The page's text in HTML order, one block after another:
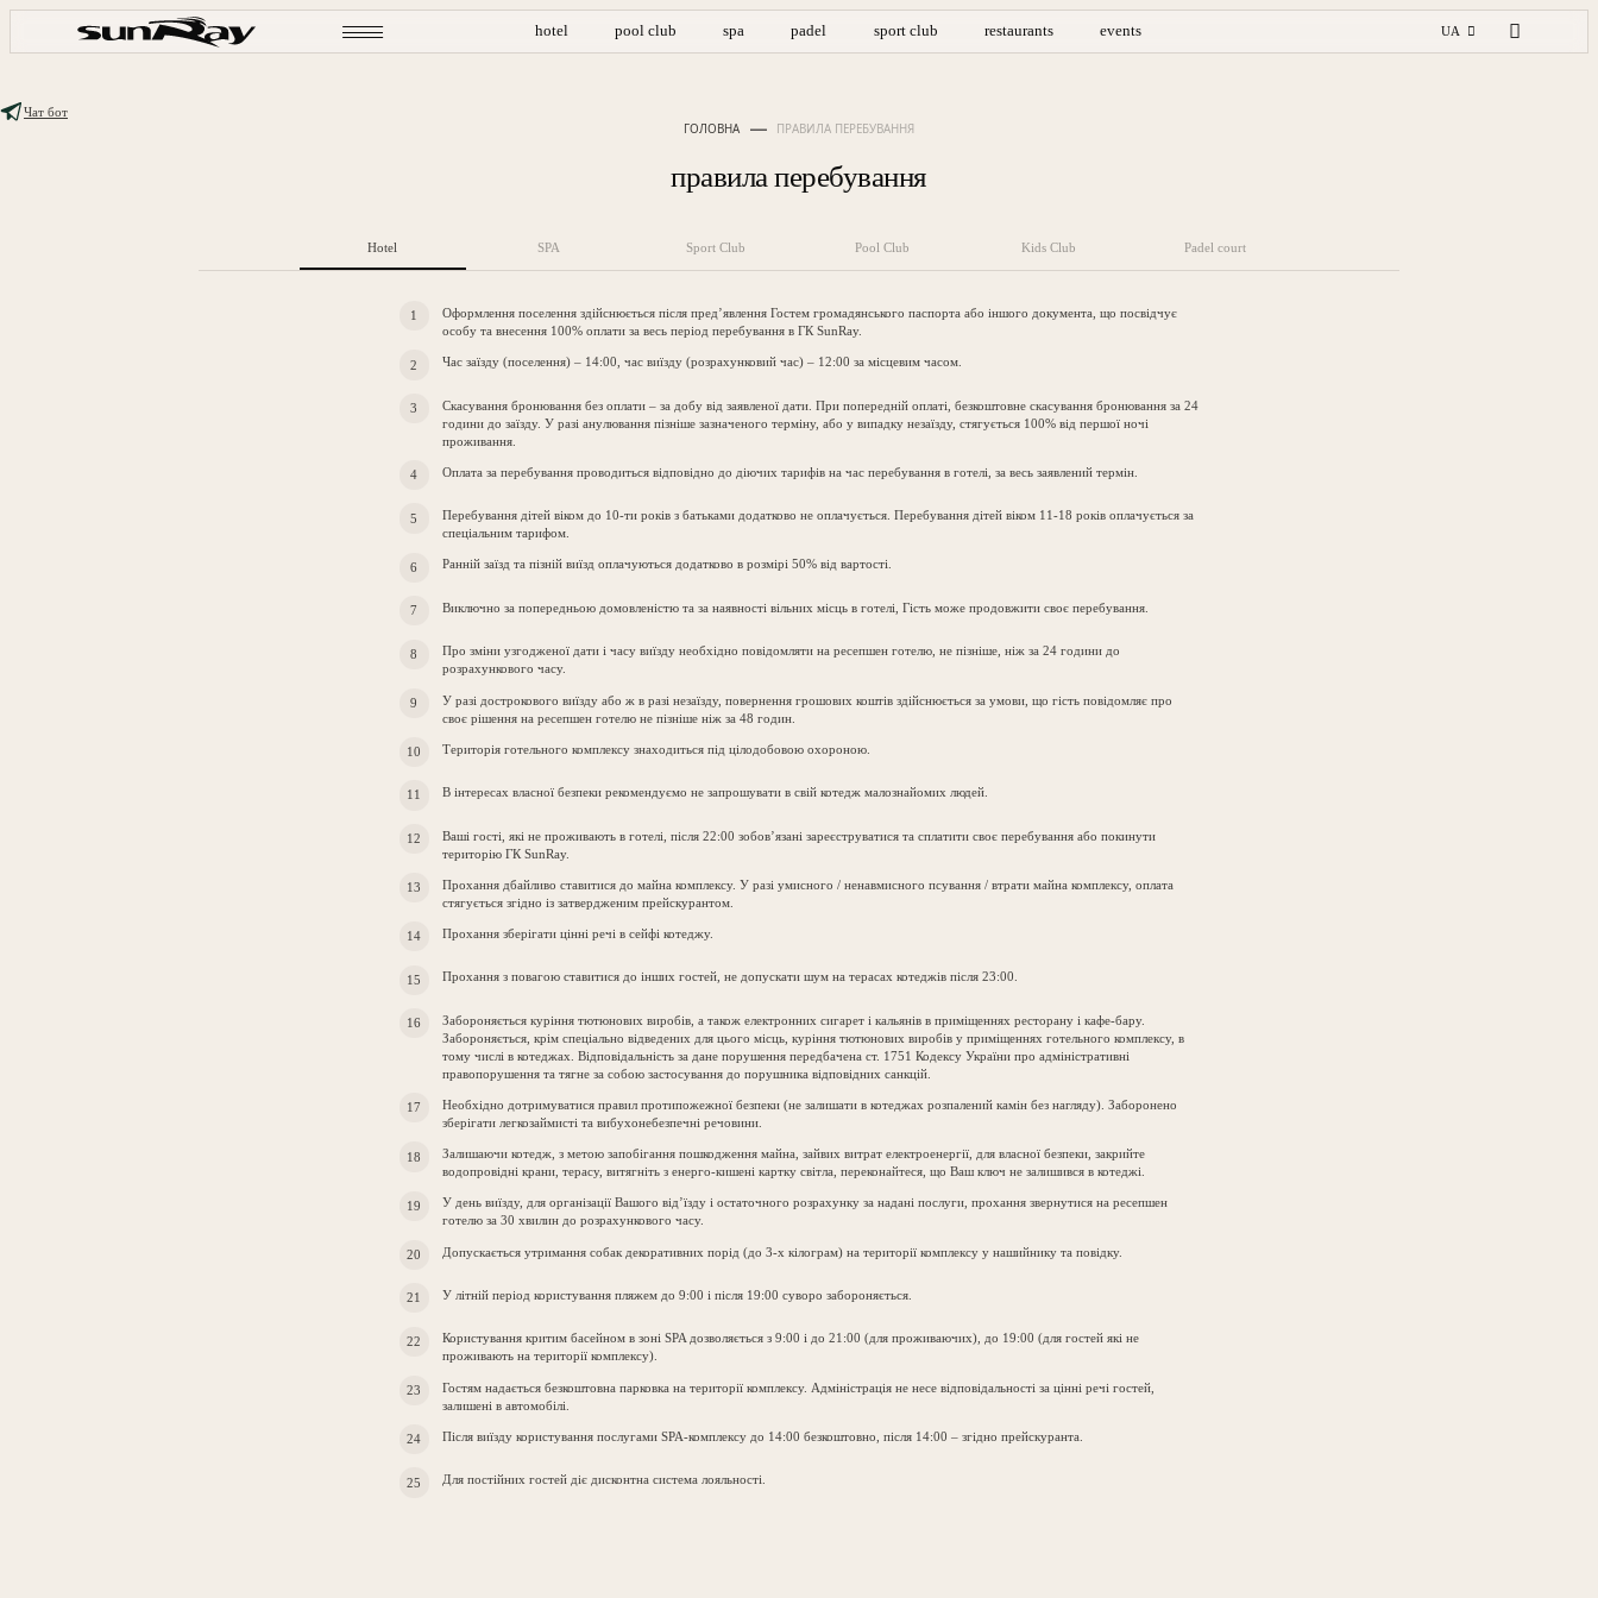
hotel pool club spa padel sport club restaurants events UA
Чат бот
ГОЛОВНА ПРАВИЛА ПЕРЕБУВАННЯ
правила перебування
Hotel SPA Sport Club Pool Club Kids Club Padel court
Оформлення поселення здійснюється після пред’явлення Гостем громадянського паспорта або іншого документа, що посвідчує
особу та внесення 100% оплати за весь період перебування в ГК SunRay.
Час заїзду (поселення) – 14:00, час виїзду (розрахунковий час) – 12:00 за місцевим часом.
Скасування бронювання без оплати – за добу від заявленої дати. При попередній оплаті, безкоштовне скасування бронювання за 24
години до заїзду. У разі анулювання пізніше зазначеного терміну, або у випадку незаїзду, стягується 100% від першої ночі
проживання.
Оплата за перебування проводиться відповідно до діючих тарифів на час перебування в готелі, за весь заявлений термін.
Перебування дітей віком до 10-ти років з батьками додатково не оплачується. Перебування дітей віком 11-18 років оплачується за
спеціальним тарифом.
Ранній заїзд та пізній виїзд оплачуються додатково в розмірі 50% від вартості.
Виключно за попередньою домовленістю та за наявності вільних місць в готелі, Гість може продовжити своє перебування.
Про зміни узгодженої дати і часу виїзду необхідно повідомляти на ресепшен готелю, не пізніше, ніж за 24 години до
розрахункового часу.
У разі дострокового виїзду або ж в разі незаїзду, повернення грошових коштів здійснюється за умови, що гість повідомляє про
своє рішення на ресепшен готелю не пізніше ніж за 48 годин.
Територія готельного комплексу знаходиться під цілодобовою охороною.
В інтересах власної безпеки рекомендуємо не запрошувати в свій котедж малознайомих людей.
Ваші гості, які не проживають в готелі, після 22:00 зобов’язані зареєструватися та сплатити своє перебування або покинути
територію ГК SunRay.
Прохання дбайливо ставитися до майна комплексу. У разі умисного / ненавмисного псування / втрати майна комплексу, оплата
стягується згідно із затвердженим прейскурантом.
Прохання зберігати цінні речі в сейфі котеджу.
Прохання з повагою ставитися до інших гостей, не допускати шум на терасах котеджів після 23:00.
Забороняється куріння тютюнових виробів, а також електронних сигарет і кальянів в приміщеннях ресторану і кафе-бару.
Забороняється, крім спеціально відведених для цього місць, куріння тютюнових виробів у приміщеннях готельного комплексу, в
тому числі в котеджах. Відповідальність за дане порушення передбачена ст. 1751 Кодексу України про адміністративні
правопорушення та тягне за собою застосування до порушника відповідних санкцій.
Необхідно дотримуватися правил протипожежної безпеки (не залишати в котеджах розпалений камін без нагляду). Заборонено
зберігати легкозаймисті та вибухонебезпечні речовини.
Залишаючи котедж, з метою запобігання пошкодження майна, зайвих витрат електроенергії, для власної безпеки, закрийте
водопровідні крани, терасу, витягніть з енерго-кишені картку світла, переконайтеся, що Ваш ключ не залишився в котеджі.
У день виїзду, для організації Вашого від’їзду і остаточного розрахунку за надані послуги, прохання звернутися на ресепшен
готелю за 30 хвилин до розрахункового часу.
Допускається утримання собак декоративних порід (до 3-х кілограм) на території комплексу у нашийнику та повідку.
У літній період користування пляжем до 9:00 і після 19:00 суворо забороняється.
Користування критим басейном в зоні SPA дозволяється з 9:00 і до 21:00 (для проживаючих), до 19:00 (для гостей які не
проживають на території комплексу).
Гостям надається безкоштовна парковка на території комплексу. Адміністрація не несе відповідальності за цінні речі гостей,
залишені в автомобілі.
Після виїзду користування послугами SPA-комплексу до 14:00 безкоштовно, після 14:00 – згідно прейскуранта.
Для постійних гостей діє дисконтна система лояльності.